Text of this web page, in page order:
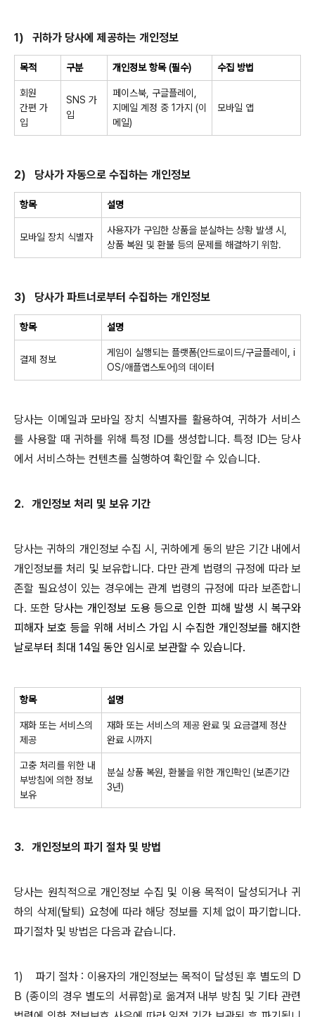
1) 귀하가 당사에 제공하는 개인정보
목적 구분 개인정보 항목(필수) 수집 방법
회원
간편 가
입
SNS 가
입
페이스북 구글플레이
지메일 계정 중 1가지 (이
메일)
모바일 앱
2) 당사가 자동으로 수집하는 개인정보
항목 설명
모바일 장치 식별자
사용자가 구입한 상품을 분실하는 상황 발생 시
상품 복원 및 환불 등의 문제를 해결하기 위함.
3) 당사가 파트너로부터 수집하는 개인정보
항목 설명
결제 정보
게임이 실행되는 플랫폼(안드로이드/구글플레이
, i
OS/애플앱스토어)의 데이터
당사는 이메일과 모바일 장치 식별자를 활용하여,귀하가 서비스
를 사용할 때 귀하를 위해 특정 ID를 생성합니다. 특정 ID는 당사
에서 서비스하는 컨텐츠를 실행하여 확인할 수 있습니다.
2. 개인정보 처리 및 보유 기간
당사는 귀하의 개인정보 수집 시 ,귀하에게 동의 받은 기간 내에서
개인정보를 처리 및 보유합니다. 다만 관계 법령의 규정에 따라 보
존할 필요성이 있는 경우에는 관계 법령의 규정에 따라 보존합니
다.또한 당사는 개인정보 도용 등으로 인한 피해 발생 시 복구와
피해자 보호 등을 위해 서비스 가입 시 수집한 개인정보를 해지한
날로부터 최대 14일 동안 임시로 보관할 수 있습니다.
항목 설명
재화 또는 서비스의
제공
재화 또는 서비스의 제공 완료 및 요금결제 정산
완료 시까지
고충 처리를 위한 내
부방침에 의한 정보
보유
분실 상품 복원 ,환불을 위한 개인확인 (보존기간
3년)
3. 개인정보의 파기 절차 및 방법
당사는 원칙적으로 개인정보 수집 및 이용 목적이 달성되거나 귀
하의 삭제 (탈퇴 ) 요청에 따라 해당 정보를 지체 없이 파기합니다.
파기절차 및 방법은 다음과 같습니다.
1) 파기 절차 : 이용자의 개인정보는 목적이 달성된 후 별도의 D
B (종이의 경우 별도의 서류함)로 옮겨져 내부 방침 및 기타 관련